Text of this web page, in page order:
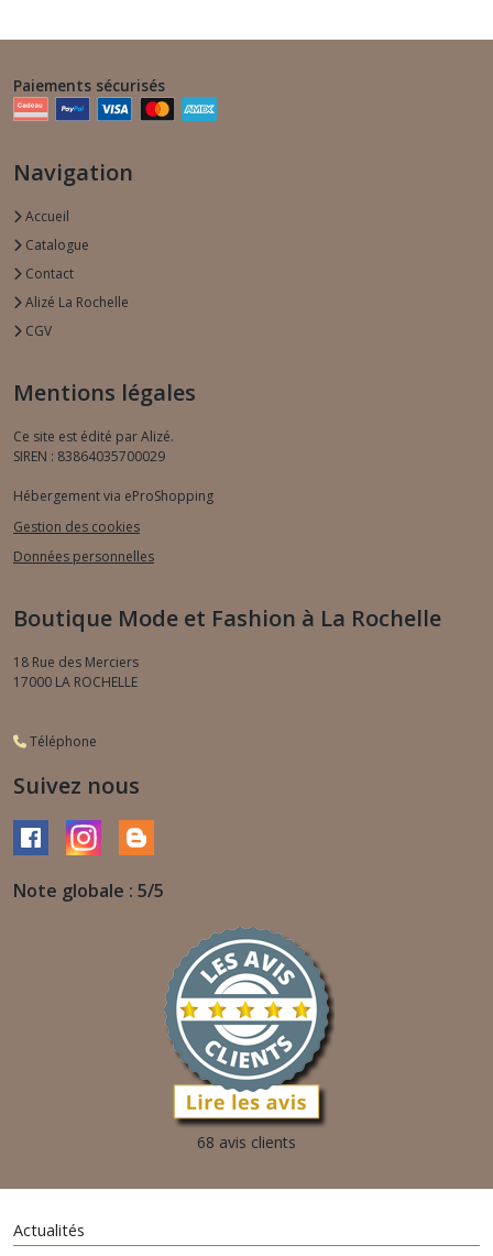
Paiements sécurisés
Navigation
Accueil
Catalogue
Contact
Alizé La Rochelle
CGV
Mentions légales
Ce site est édité par Alizé.
SIREN : 83864035700029
Hébergement via eProShopping
Gestion des cookies
Données personnelles
Boutique Mode et Fashion à La Rochelle
18 Rue des Merciers
17000 LA ROCHELLE
Téléphone
Suivez nous
Note globale : 5/5
68 avis clients
Actualités